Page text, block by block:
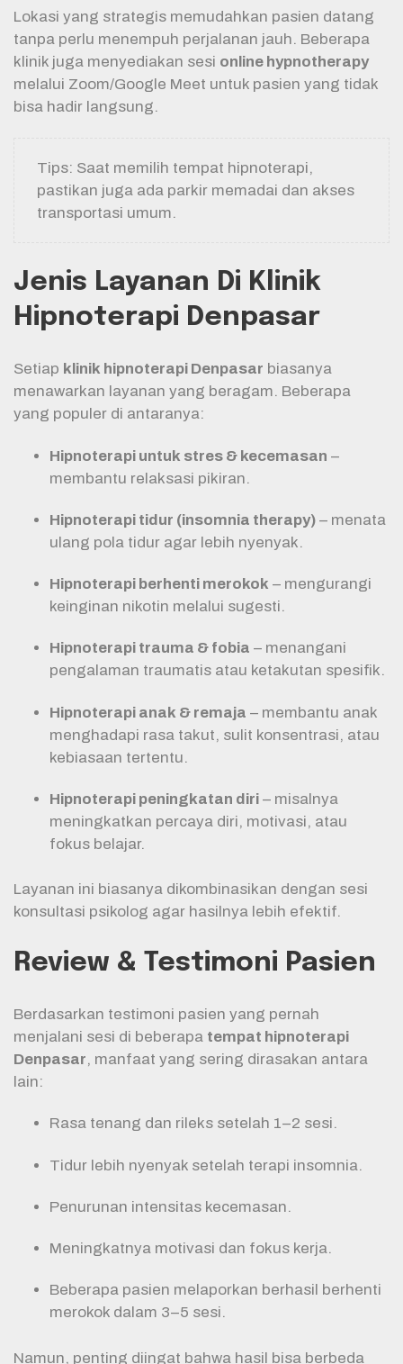
Lokasi yang strategis memudahkan pasien datang
tanpa perlu menempuh perjalanan jauh. Beberapa
klinik juga menyediakan sesi online hypnotherapy
melalui Zoom/Google Meet untuk pasien yang tidak
bisa hadir langsung.
Tips: Saat memilih tempat hipnoterapi,
pastikan juga ada parkir memadai dan akses
transportasi umum.
Jenis Layanan Di Klinik
Hipnoterapi Denpasar
Setiap klinik hipnoterapi Denpasar biasanya
menawarkan layanan yang beragam. Beberapa
yang populer di antaranya:
Hipnoterapi untuk stres & kecemasan –
membantu relaksasi pikiran.
Hipnoterapi tidur (insomnia therapy) – menata
ulang pola tidur agar lebih nyenyak.
Hipnoterapi berhenti merokok – mengurangi
keinginan nikotin melalui sugesti.
Hipnoterapi trauma & fobia – menangani
pengalaman traumatis atau ketakutan spesifik.
Hipnoterapi anak & remaja – membantu anak
menghadapi rasa takut, sulit konsentrasi, atau
kebiasaan tertentu.
Hipnoterapi peningkatan diri – misalnya
meningkatkan percaya diri, motivasi, atau
fokus belajar.
Layanan ini biasanya dikombinasikan dengan sesi
konsultasi psikolog agar hasilnya lebih efektif.
Review & Testimoni Pasien
Berdasarkan testimoni pasien yang pernah
menjalani sesi di beberapa tempat hipnoterapi
Denpasar, manfaat yang sering dirasakan antara
lain:
Rasa tenang dan rileks setelah 1–2 sesi.
Tidur lebih nyenyak setelah terapi insomnia.
Penurunan intensitas kecemasan.
Meningkatnya motivasi dan fokus kerja.
Beberapa pasien melaporkan berhasil berhenti
merokok dalam 3–5 sesi.
Namun, penting diingat bahwa hasil bisa berbeda